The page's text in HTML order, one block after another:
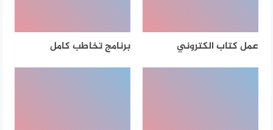
عمل كتاب الكتروني برنامج تخاطب كامل